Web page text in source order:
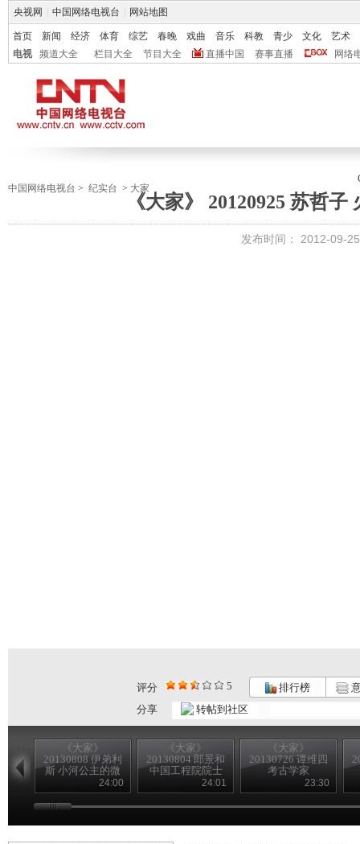
央视网 中国网络电视台 网站地图
首页 新闻 经济 体育 综艺 春晚 戏曲 音乐 科教 青少 文化
艺术
电视
频道大全 栏目大全 节目大全 直播中国 赛事直播 网络
中国网络电视台 > 纪实台 > 大家
《大家》 20120925 苏哲
发布时间： 2012-09-
评分 5 排行榜
分享
转帖到社区
《大家》
20130808 伊弟利
斯 小河公主的微
24:00
《大家》
20130804 郎景和
中国工程院院士
24:01
《大家》
20130726 谭维四
考古学家
23:30